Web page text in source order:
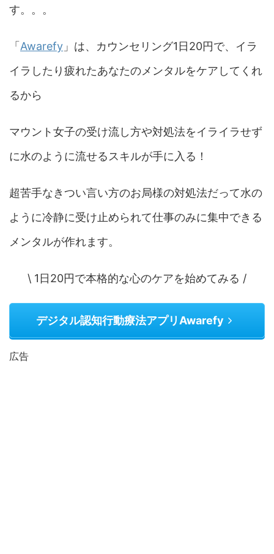
す。。。
「 Awarefy 」は、カウンセリング1日20円で、イラ
イラしたり疲れたあなたのメンタルをケアしてくれ
るから
マウント女子の受け流し方や対処法をイライラせず
に水のように流せるスキルが手に入る！
超苦手なきつい言い方のお局様の対処法だって水の
ように冷静に受け止められて仕事のみに集中できる
メンタルが作れます。
\ 1日20円で本格的な心のケアを始めてみる /
デジタル認知行動療法アプリAwarefy
広告